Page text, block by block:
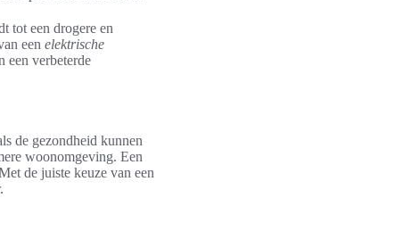
tot een drogere en
een elektrische
een verbeterde
de gezondheid kunnen
woonomgeving. Een
de juiste keuze van een